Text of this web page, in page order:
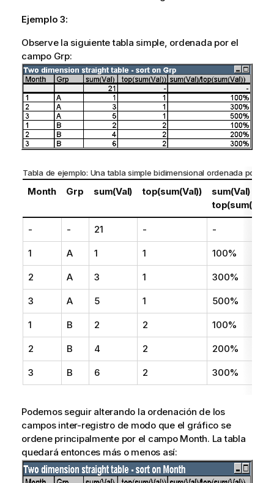
Ejemplo 3:
Observe la siguiente tabla simple, ordenada por el
campo Grp:
Tabla de ejemplo: Una tabla simple bidimensional ordenada por
Month Grp sum(Val) top(sum(Val))
sum(Val) /
top(sum(Val))
- - 21 - -
1 A 1 1 100%
2 A 3 1 300%
3 A 5 1 500%
1 B 2 2 100%
2 B 4 2 200%
3 B 6 2 300%
Podemos seguir alterando la ordenación de los
campos inter-registro de modo que el gráfico se
ordene principalmente por el campo Month. La tabla
quedará entonces más o menos así: